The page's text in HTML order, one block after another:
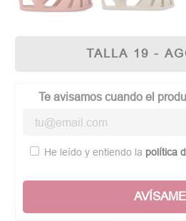
TALLA 19 -
Te avisamos cuando el
He leído y entiendo la política
AVÍSAME